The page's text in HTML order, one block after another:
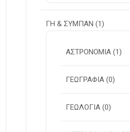
ΓΗ & ΣΥΜΠΑΝ (1)
ΑΣΤΡΟΝΟΜΙΑ (1)
ΓΕΩΓΡΑΦΙΑ (0)
ΓΕΩΛΟΓΙΑ (0)